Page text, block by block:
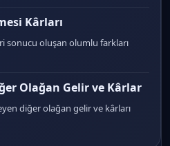
Kârları
sonucu oluşan olumlu farkları
Olağan Gelir ve Kârlar
diğer olağan gelir ve kârları